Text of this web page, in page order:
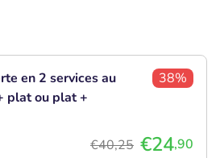
en 2 services au
plat ou plat +
38%
€40,25 €24,90